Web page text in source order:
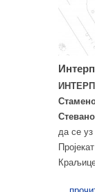
да се уз